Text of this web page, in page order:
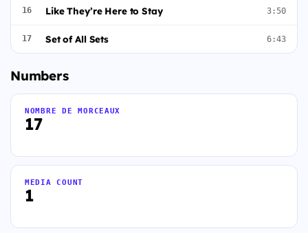
16 Like They’re Here to Stay 3:50
17 Set of All Sets 6:43
Numbers
17
NOMBRE DE MORCEAUX
1
MEDIA COUNT